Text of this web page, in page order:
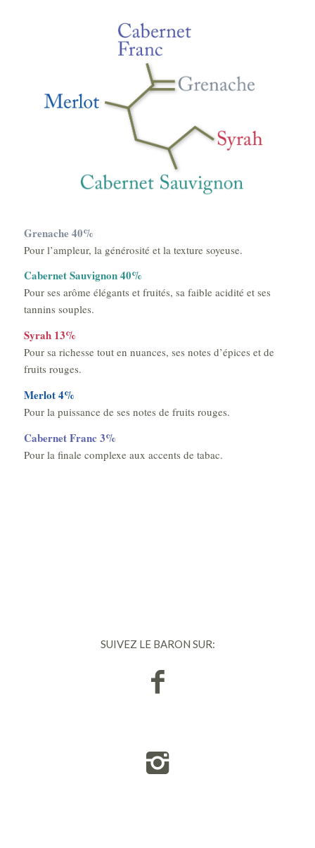
Grenache 40%
Pour l’ampleur, la générosité et la texture soyeuse.
Cabernet Sauvignon 40%
Pour ses arôme élégants et fruités, sa faible acidité et ses
tannins souples.
Syrah 13%
Pour sa richesse tout en nuances, ses notes d’épices et de
fruits rouges.
Merlot 4%
Pour la puissance de ses notes de fruits rouges.
Cabernet Franc 3%
Pour la finale complexe aux accents de tabac.
SUIVEZ LE BARON SUR: